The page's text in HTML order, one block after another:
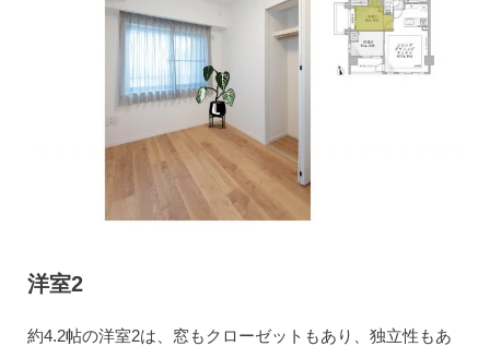
洋室2
約4.2帖の洋室2は、窓もクローゼットもあり、独立性もあ